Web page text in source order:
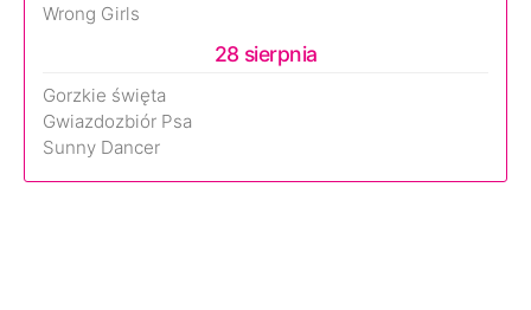
Wrong Girls
28 sierpnia
Gorzkie święta
Gwiazdozbiór Psa
Sunny Dancer